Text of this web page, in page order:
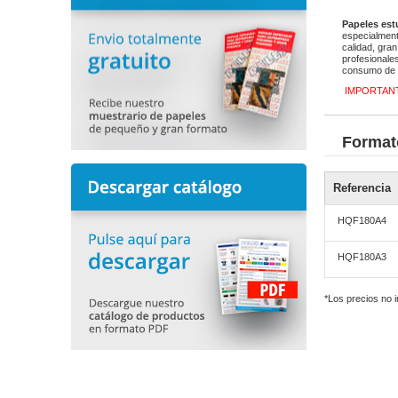
Papeles
calidad,
consumo de
Referencia
HQF180A4
HQF180A3
*Los precios no